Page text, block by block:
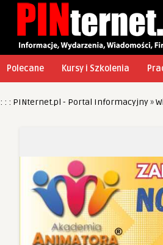
Polecane Kursy i Szkolenia
: : : PINternet.pl - Portal Informacyjny»